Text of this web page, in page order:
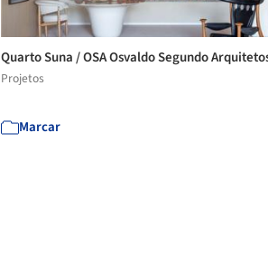
Quarto Suna / OSA Osvaldo Segundo
Projetos
Marcar